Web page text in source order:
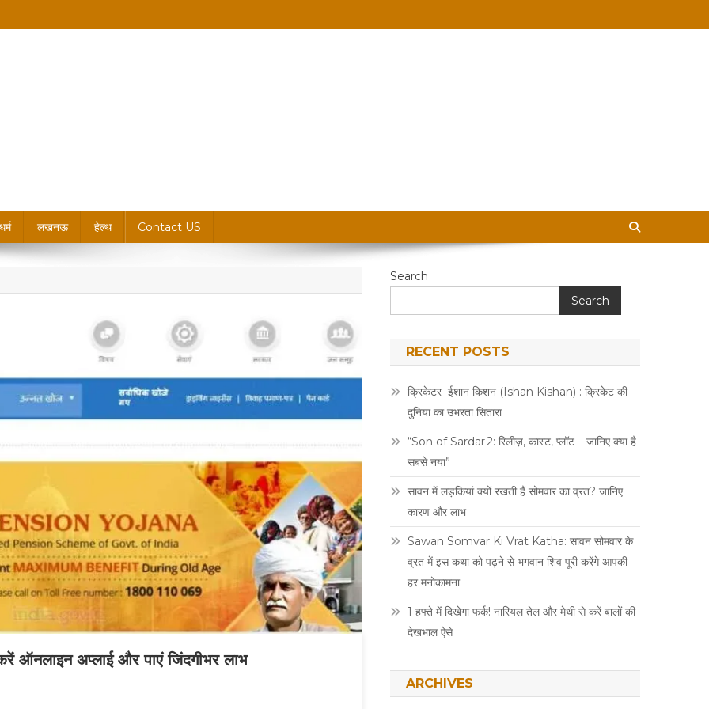
धर्म लखनऊ हेल्थ Contact US
अप्लाई और पाएं जिंदगीभर लाभ
Search
Search
RECENT POSTS
क्रिकेटर ईशान किशन (Ishan Kishan) : क्रिकेट की
दुनिया का उभरता सितारा
“Son of Sardar 2: रिलीज़, कास्ट, प्लॉट – जानिए क्या है
सबसे नया”
सावन में लड़कियां क्यों रखती हैं सोमवार का व्रत? जानिए
कारण और लाभ
Sawan Somvar Ki Vrat Katha: सावन सोमवार के
व्रत में इस कथा को पढ़ने से भगवान शिव पूरी करेंगे आपकी
हर मनोकामना
1 हफ्ते में दिखेगा फर्क! नारियल तेल और मेथी से करें बालों की
देखभाल ऐसे
ARCHIVES